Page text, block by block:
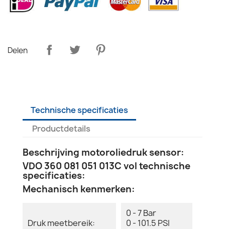
Delen
Technische specificaties
Productdetails
Beschrijving motoroliedruk sensor:
VDO 360 081 051 013C vol technische
specificaties:
Mechanisch kenmerken:
Druk meetbereik:
0 - 7 Bar
0 - 101.5 PSI